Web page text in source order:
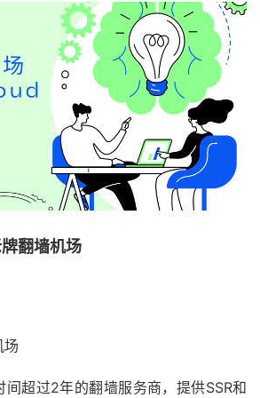
翻墙机场
场
超过2年的翻墙服务商，提供SSR和